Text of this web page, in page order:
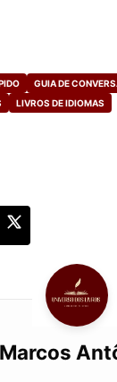
GUIA DE
LIVROS DE IDIOMAS
Marcos